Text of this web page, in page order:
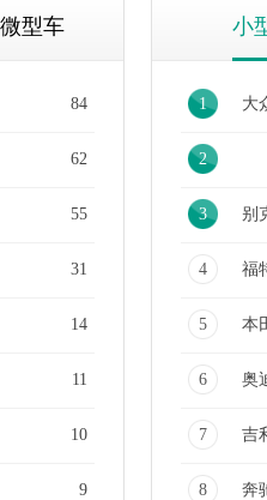
微型车
84
62
55
31
14
11
10
9
小
1 大
2
3 别
4 福
5 本
6 奥
7 吉
8 奔